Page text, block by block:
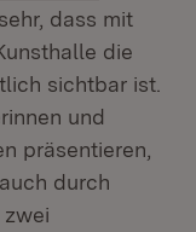
dass mit
die
sichtbar ist.
und
präsentieren,
durch